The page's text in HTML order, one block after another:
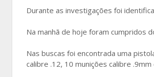
Durante as investigações foi
Na manhã de hoje foram cumpridos
Nas buscas foi encontrada uma
calibre .12, 10 munições calibre .9mm